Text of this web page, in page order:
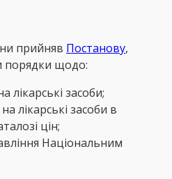
прийняв Постанову,
порядки щодо:
лікарські засоби;
лікарські засоби в
цін;
Національним